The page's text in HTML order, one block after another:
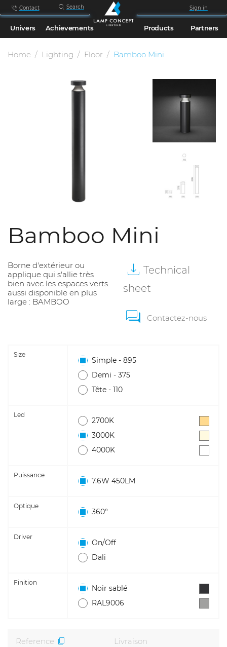
Contact Search Sign in
Univers Achievements Products Partners
Home Lighting Floor Bamboo Mini
Bamboo Mini
Borne d'extérieur ou
applique qui s'allie très
bien avec les espaces verts.
aussi disponible en plus
large : BAMBOO
Technical
sheet
Contactez-nous
Size
Simple - 895
Demi - 375
Tête - 110
Led
2700K
3000K
4000K
Puissance
7.6W 450LM
Optique
360°
Driver
On/Off
Dali
Finition
Noir sablé
RAL9006
Reference
Livraison